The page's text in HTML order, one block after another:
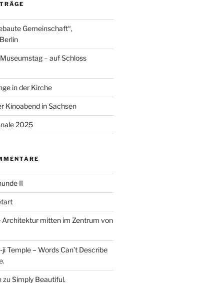
Gemeinschaft“,
– auf Schloss
in der Kirche
Kinoabend in Sachsen
2025
II
Architektur mitten im Zentrum von
Temple – Words Can’t Describe
zu Simply Beautiful.